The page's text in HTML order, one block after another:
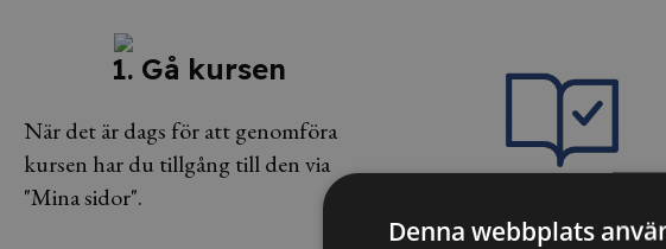
1. Gå kursen
När det är dags för att genomföra
kursen har du tillgång till den via
"Mina sidor".
2. Testa dina
Denna webbplats